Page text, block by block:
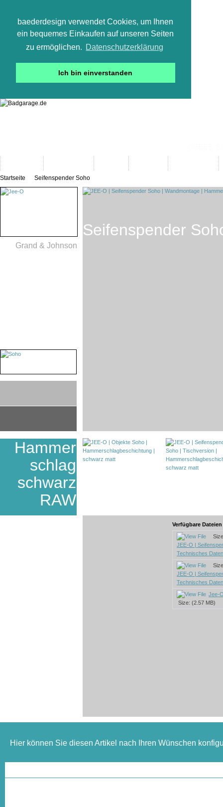
baederdesign verwendet Cookies, um Ihnen
ein bequemes Einkaufen auf unseren Seiten
zu ermöglichen. Datenschutzerklärung
Ich bin einverstanden
Startseite Seifenspender Soho
Grand & Johnson
Hammer
schlag
schwarz
RAW
Seifenspender
Verfügbare
JEE-O |
Technisches
JEE-O |
Technisches
Jee-
Size: (2.57 MB)
Hier können Sie diesen Artikel nach Ihren Wünschen